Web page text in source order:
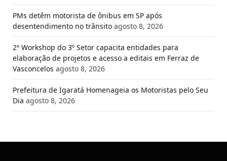
PMs detêm motorista de ônibus em SP após
desentendimento no trânsito agosto 8, 2026
2º Workshop do 3º Setor capacita entidades para
elaboração de projetos e acesso a editais em Ferraz de
Vasconcelos agosto 8, 2026
Prefeitura de Igaratá Homenageia os Motoristas pelo Seu
Dia agosto 8, 2026